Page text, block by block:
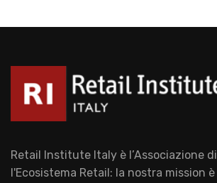
Retail Institute Italy è l’Associazione
l'Ecosistema Retail: la nostra mission